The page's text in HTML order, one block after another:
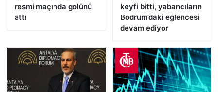
resmi maçında golünü
attı
keyfi bitti, yabancıların
Bodrum’daki eğlencesi
devam ediyor